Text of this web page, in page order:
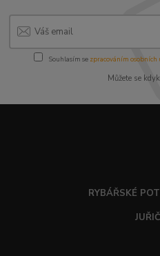
Souhlasím se zpracováním osobních
Můžete se
RYBÁŘSKÉ